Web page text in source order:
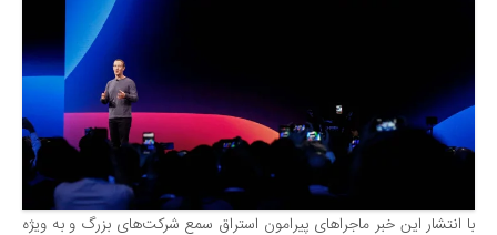
طنز
با انتشار این خبر ماجراهای پیرامون استراق سمع شرکت‌های بزرگ و به ویژه